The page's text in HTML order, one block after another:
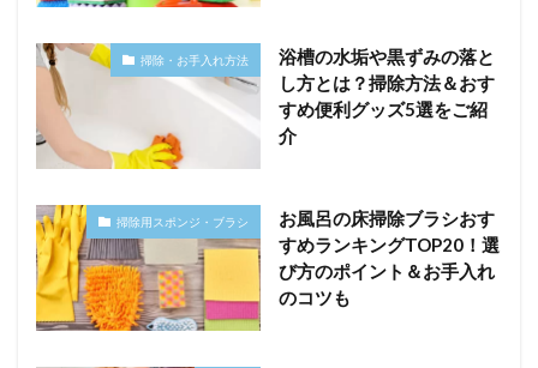
掃除・お手入れ方法
浴槽の水垢や黒ずみの落と
し方とは？掃除方法＆おす
すめ便利グッズ5選をご紹
介
掃除用スポンジ・ブラシ
お風呂の床掃除ブラシおす
すめランキングTOP20！選
び方のポイント＆お手入れ
のコツも